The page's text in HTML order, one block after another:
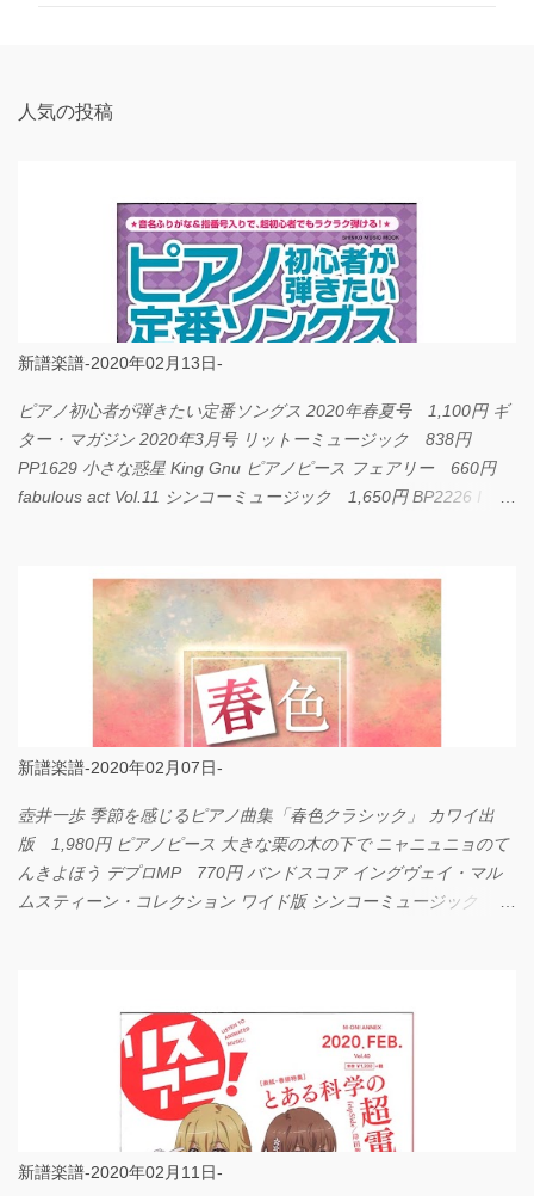
人気の投稿
新譜楽譜-2020年02月13日-
ピアノ初心者が弾きたい定番ソングス 2020年春夏号 1,100円 ギ
ター・マガジン 2020年3月号 リットーミュージック 838円
PP1629 小さな惑星 King Gnu ピアノピース フェアリー 660円
fabulous act Vol.11 シンコーミュージック 1,650円 BP2226 I
新譜楽譜-2020年02月07日-
壺井一歩 季節を感じるピアノ曲集「春色クラシック」 カワイ出
版 1,980円 ピアノピース 大きな栗の木の下で ニャニュニョのて
んきよほう デプロMP 770円 バンドスコア イングヴェイ・マル
ムスティーン・コレクション ワイド版 シンコーミュージック
新譜楽譜-2020年02月11日-